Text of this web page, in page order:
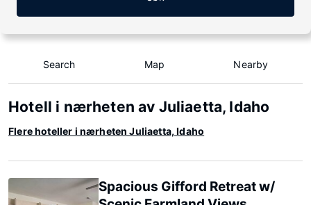
Search Map Nearby
Hotell i nærheten av Juliaetta, Idaho
Flere hoteller i nærheten Juliaetta, Idaho
Spacious Gifford Retreat w/